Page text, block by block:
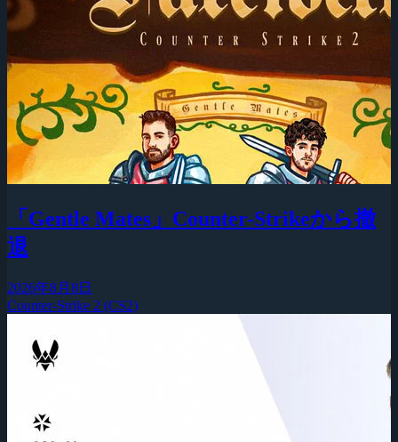
「Gentle Mates」Counter-Strikeから撤
退
2026年8月8日
Counter-Strike 2 (CS2)